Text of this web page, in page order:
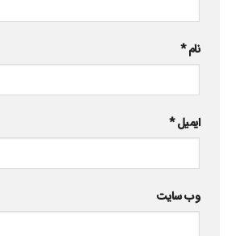
نام*
ایمیل*
وب‌ سایت